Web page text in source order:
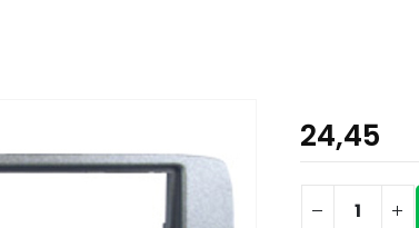
24,45